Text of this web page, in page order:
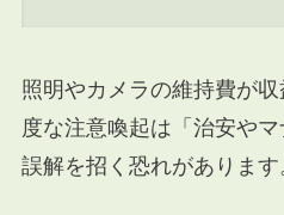
照明やカメラの維持費が
度な注意喚起は「治安や
誤解を招く恐れがあります